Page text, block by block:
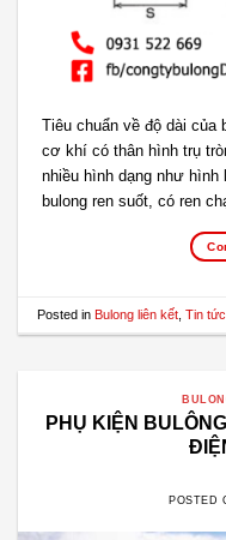
Tiêu chuẩn về độ dài của
cơ khí có thân hình trụ
nhiều hình dạng như hình
bulong ren suốt, có ren
Posted in Bulong liên kết, Tin tức
PHỤ KIỆN
POSTED